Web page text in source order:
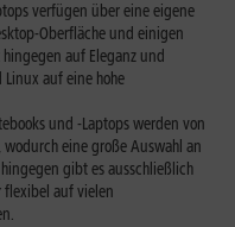
verfügen über eine eigene
Oberfläche und einigen
auf Eleganz und
auf eine hohe
und -Laptops werden von
eine große Auswahl an
gibt es ausschließlich
flexibel auf vielen